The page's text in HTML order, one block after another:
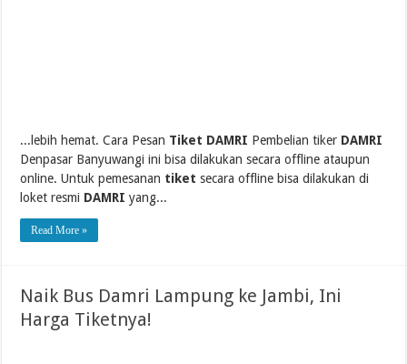
...lebih hemat. Cara Pesan Tiket DAMRI Pembelian tiker DAMRI
Denpasar Banyuwangi ini bisa dilakukan secara offline ataupun
online. Untuk pemesanan tiket secara offline bisa dilakukan di
loket resmi DAMRI yang...
Read More »
Naik Bus Damri Lampung ke Jambi, Ini
Harga Tiketnya!